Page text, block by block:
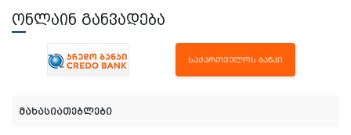
ონლაინ განვადება
ᲡᲐᲥᲐᲠᲗᲕᲔᲚᲝᲡ ᲑᲐᲜᲙᲘ
მახასიათებლები